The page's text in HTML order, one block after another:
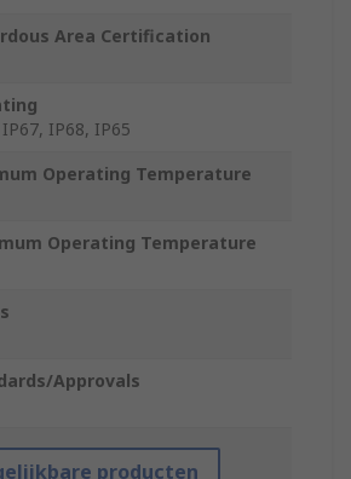
Area Certification
IP68, IP65
Operating Temperature
Operating Temperature
Approvals
producten